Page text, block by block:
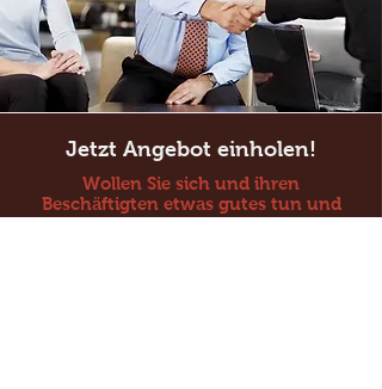
Jetzt Angebot einholen!
Wollen Sie sich und ihren
Beschäftigten etwas gutes tun und
dabei weitgehend auf Zusatzkosten